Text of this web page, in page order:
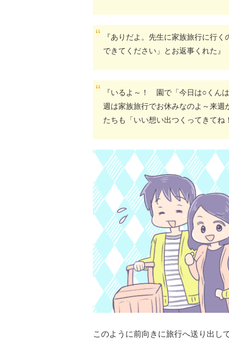
『ありだよ。先生に家族旅行に行
できてください」とお返事くれた』
『いるよ～！ 園で「今日は○くん
週は家族旅行でお休みなのよ～来週
たちも「いい想い出つくってきてね
このように前向きに旅行へ送り出し